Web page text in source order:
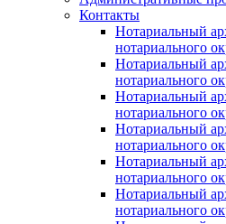
Контакты
Нотариальный
нотариального
Нотариальный
нотариального
Нотариальный
нотариального
Нотариальный
нотариального
Нотариальный
нотариального
Нотариальный
нотариального